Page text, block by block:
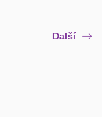
Další